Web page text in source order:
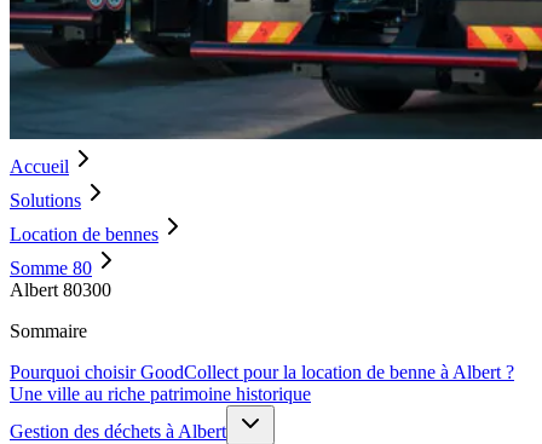
Accueil
Solutions
Location de bennes
Somme 80
Albert 80300
Sommaire
Pourquoi choisir GoodCollect pour la location de benne à Albert ?
Une ville au riche patrimoine historique
Gestion des déchets à Albert